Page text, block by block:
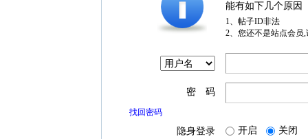
能有如下几个原因
1、帖子ID非法
2、您还不是站点会员
密 码
找回密码
隐身登录 开启 关闭